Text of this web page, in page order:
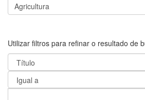
Utilizar filtros para refinar o resultado de